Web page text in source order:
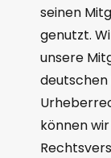
seinen
genutzt.
unsere
deutschen
können